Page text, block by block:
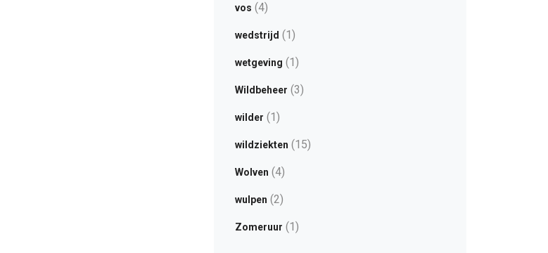
vos (4)
wedstrijd (1)
wetgeving (1)
Wildbeheer (3)
wilder (1)
wildziekten (15)
Wolven (4)
wulpen (2)
Zomeruur (1)